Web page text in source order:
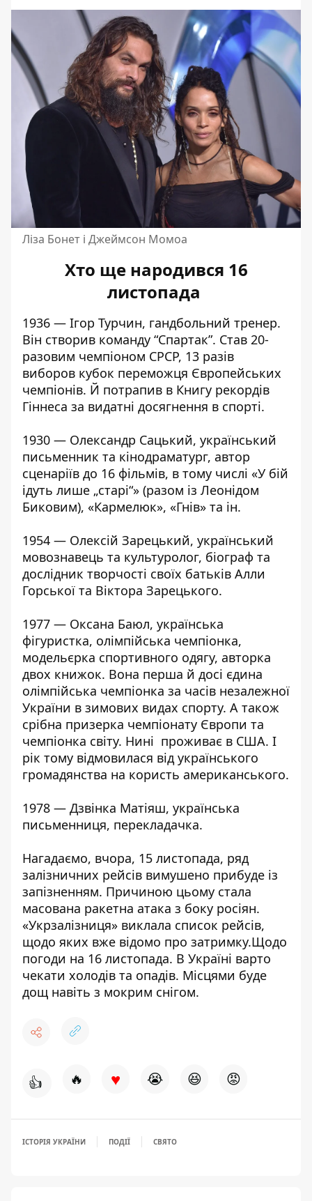
Ліза Бонет і Джеймсон Момоа
Хто ще народився 16
листопада
1936 — Ігор Турчин, гандбольний тренер.
Він створив команду “Спартак”. Став 20-
разовим чемпіоном СРСР, 13 разів
виборов кубок переможця Європейських
чемпіонів. Й потрапив в Книгу рекордів
Гіннеса за видатні досягнення в спорті.
1930 — Олександр Сацький, український
письменник та кінодраматург, автор
сценаріїв до 16 фільмів, в тому числі «У бій
ідуть лише „старі“» (разом із Леонідом
Биковим), «Кармелюк», «Гнів» та ін.
1954 — Олексій Зарецький, український
мовознавець та культуролог, біограф та
дослідник творчості своїх батьків Алли
Горської та Віктора Зарецького.
1977 — Оксана Баюл, українська
фігуристка, олімпійська чемпіонка,
модельєрка спортивного одягу, авторка
двох книжок. Вона перша й досі єдина
олімпійська чемпіонка за часів незалежної
України в зимових видах спорту. А також
срібна призерка чемпіонату Європи та
чемпіонка світу. Нині проживає в США. І
рік тому відмовилася від українського
громадянства на користь американського.
1978 — Дзвінка Матіяш, українська
письменниця, перекладачка.
Нагадаємо, вчора, 15 листопада, ряд
залізничних рейсів вимушено прибуде із
запізненням. Причиною цьому стала
масована ракетна атака з боку росіян.
«Укрзалізниця» виклала список рейсів,
щодо яких вже відомо про затримку.Щодо
погоди на 16 листопада. В Україні варто
чекати холодів та опадів. Місцями буде
дощ навіть з мокрим снігом.
👍 🔥 ♥ 😭 😆 😡
ІСТОРІЯ УКРАЇНИ ПОДІЇ СВЯТО